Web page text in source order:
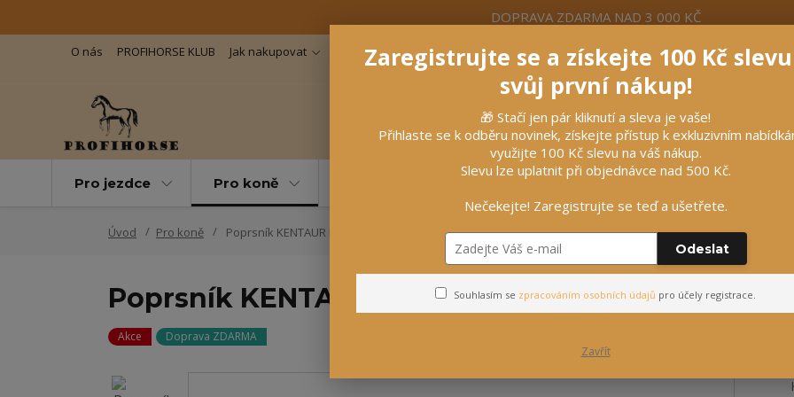
DOPRAVA ZDARMA NAD 3 000 KČ
O nás PROFIHORSE KLUB Jak nakupovat Důležité informace Více Nevíte si rady? Zavolejte. +420
Pro jezdce Pro koně Vybavení stájí
Úvod Pro koně Poprsník KENTAUR Mons, černá, vel: full
Poprsník KENTAUR Mons, černá, vel: full
Akce Doprava ZDARMA
Zaregistrujte se a získejte 100 Kč
svůj první nákup!
🎁 Stačí jen pár kliknutí a sleva je vaše!
Přihlaste se k odběru novinek, získejte přístup k exkluzivním
využijte 100 Kč slevu na váš nákup.
Slevu lze uplatnit při objednávce nad 500 Kč.
Nečekejte! Zaregistrujte se teď a ušetřete.
Odeslat
Souhlasím se zpracováním osobních údajů pro účely registrace.
Zavřít